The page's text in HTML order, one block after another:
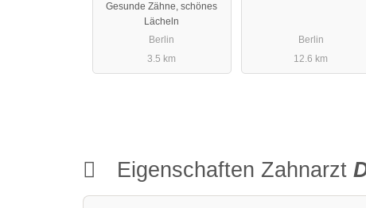
Gesunde Zähne, schönes
Lächeln
Berlin
3.5 km
Berlin
12.6 km
Eigenschaften Zahnarzt